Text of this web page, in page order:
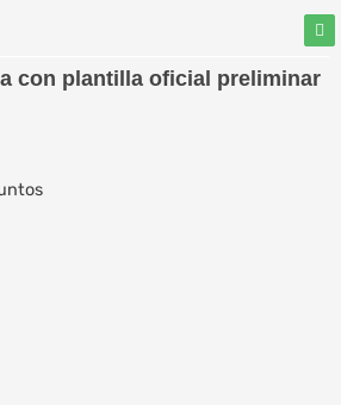
con plantilla oficial preliminar